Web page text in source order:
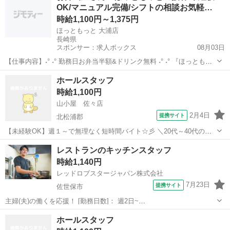
OK/マニュアル完備/シフトの相談お気軽…
時給1,100円～1,375円
ほっともっと 大浦店
長崎県
スポンサー：求人ボックス
08月03日
【仕事内容】˖° ˖° 勤務日お弁当半額&ドリンク無料 ˖° ˖° 『ほっともっ
と』スタッフ募集中! ライフスタイルに合わせて こんな働き方はいか
がですか? ⇓⇓⇓⇓⇓⇓⇓⇓⇓⇓⇓⇓⇓⇓⇓⇓⇓⇓⇓⇓⇓⇓⇓⇓⇓⇓⇓⇓⇓⇓ 学
生さん→...
ホールスタッフ
時給1,100円
山小屋 佐々店
北松浦郡
提携サイト 2月4日
【未経験OK】週１～で無理なく短時間バイト☆彡 ＼20代～40代の男
女スタッフが活躍中の現場(⁎•ᴗ•⁎)و／ ‾‾‾‾‾‾‾‾‾‾‾‾‾‾‾‾‾‾‾‾‾‾‾‾ ★未経験歓迎★
週１～OK★昇給や賞与あり★ ╭━━━...
長崎 北松浦郡 ホールスタッフ
レストランのキッチンスタッフ
時給1,140円
レッドロブスタージャパン株式会社
佐世保市
提携サイト 7月23日
主婦(夫)の働くを応援！ [勤務日数]： 週2日~
10:00~13:00/11:00~15:00/17:00~21:00/18:00~22:00/19:00~23:00 月/
火/水/木/金/土/日 などから選べます [...
ホールスタッフ
ホールスタッフ